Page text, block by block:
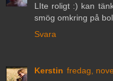
LIte roligt :) kan
smög omkring på
Svara
Kerstin fredag,